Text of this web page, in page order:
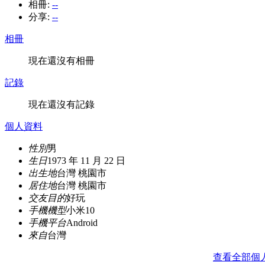
相冊: --
分享: --
相冊
現在還沒有相冊
記錄
現在還沒有記錄
個人資料
性別男
生日1973 年 11 月 22 日
出生地台灣 桃園市
居住地台灣 桃園市
交友目的好玩
手機機型小米10
手機平台Android
來自台灣
查看全部個